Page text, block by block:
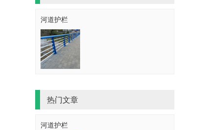
河道护栏
热门文章
河道护栏